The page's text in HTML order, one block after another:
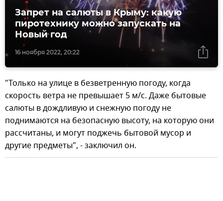
16 ноября 2022, 20:22
Запрет на салюты в Крыму: какую
пиротехнику можно запускать на
Новый год
"Только на улице в безветренную погоду, когда
скорость ветра не превышает 5 м/с. Даже бытовые
салюты в дождливую и снежную погоду не
поднимаются на безопасную высоту, на которую они
рассчитаны, и могут поджечь бытовой мусор и
другие предметы", - заключил он.